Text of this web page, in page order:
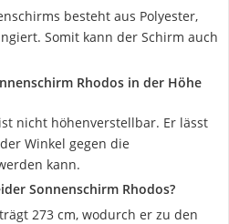
besteht aus Polyester,
Somit kann der Schirm auch
Rhodos in der Höhe
nicht höhenverstellbar. Er lässt
Winkel gegen die
kann.
Sonnenschirm Rhodos?
273 cm, wodurch er zu den